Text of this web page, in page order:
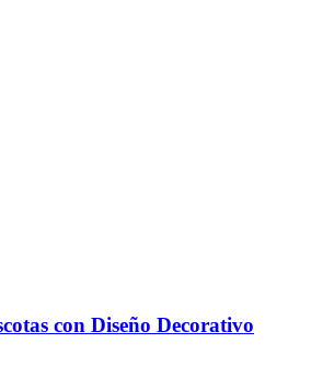
con Diseño Decorativo